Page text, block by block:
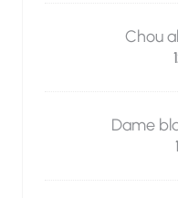
Chou
Dame